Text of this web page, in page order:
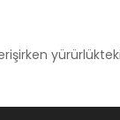
erişirken